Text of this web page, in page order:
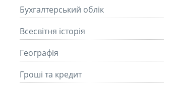
Бухгалтерський облік
Всесвітня історія
Географія
Гроші та кредит